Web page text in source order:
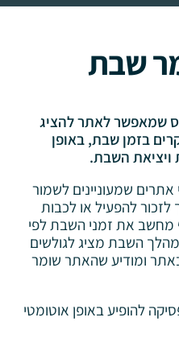
שבת
שמאפשר לאתר להציג
בזמן שבת, באופן
השבת.
שמעוניינים לשמור
להפעיל או לכבות
מחשב את זמני השבת לפי
השבת מציג לגולשים
ומודיע שהאתר שומר
להופיע באופן אוטומטי